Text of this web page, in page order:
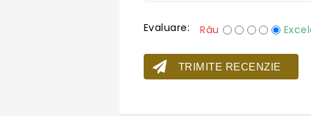
Evaluare: Rău
TRIMITE RECENZIE